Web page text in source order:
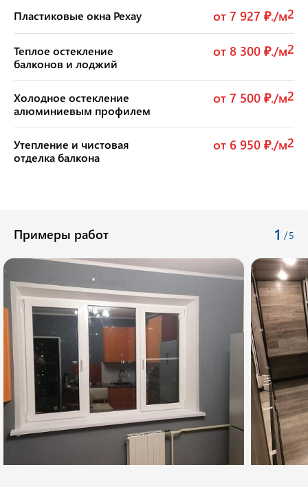
Пластиковые окна Рехау
от 7 927 ₽./м2
Теплое остекление
балконов и лоджий
от 8 300 ₽./м2
Холодное остекление
алюминиевым профилем
от 7 500 ₽./м2
Утепление и чистовая
отделка балкона
от 6 950 ₽./м2
Примеры работ 1 /5